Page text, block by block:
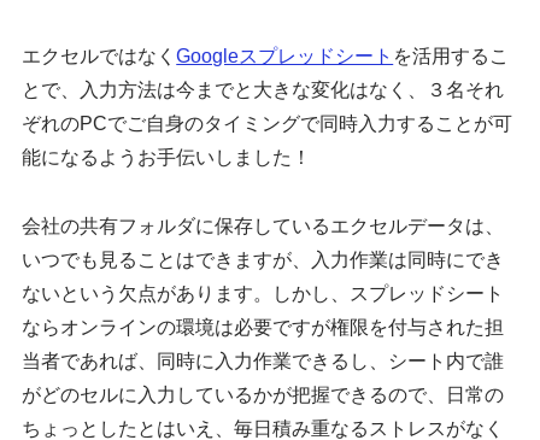
エクセルではなくGoogleスプレッドシート を活用するこ
とで、入力方法は今までと大きな変化はなく、３名それ
ぞれのPCでご自身のタイミングで同時入力することが可
能になるようお手伝いしました！
会社の共有フォルダに保存しているエクセルデータは、
いつでも見ることはできますが、入力作業は同時にでき
ないという欠点があります。しかし、スプレッドシート
ならオンラインの環境は必要ですが権限を付与された担
当者であれば、同時に入力作業できるし、シート内で誰
がどのセルに入力しているかが把握できるので、日常の
ちょっとしたとはいえ、毎日積み重なるストレスがなく